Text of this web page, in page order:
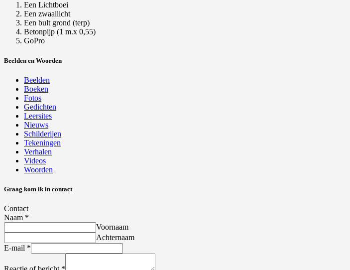
Een Lichtboei
Een zwaailicht
Een bult grond (terp)
Betonpijp (1 m.x 0,55)
GoPro
Beelden en Woorden
Beelden
Boeken
Fotos
Gedichten
Leersites
Nieuws
Schilderijen
Tekeningen
Verhalen
Videos
Woorden
Graag kom ik in contact
Contact
Naam *
Voornaam
Achternaam
E-mail *